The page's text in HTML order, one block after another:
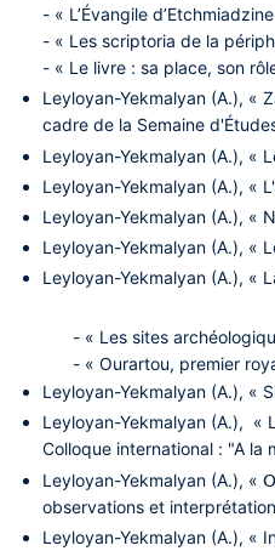
- « L’Évangile
- « Les scriptoria de la
- « Le livre : sa place, son
Leyloyan-Yekmalyan (A.), «
cadre de la Semaine
Leyloyan-Yekmalyan (A.), «
Leyloyan-Yekmalyan (A.), «
Leyloyan-Yekmalyan (A.), «
Leyloyan-Yekmalyan (A.), «
Leyloyan-Yekmalyan (A.), «
- « Les sites archéologiques
- « Ourartou, premier
Leyloyan-Yekmalyan (A.), «
Leyloyan-Yekmalyan (A.), «
Colloque international : "A la
Leyloyan-Yekmalyan (A.),
observations et
Leyloyan-Yekmalyan (A.), «